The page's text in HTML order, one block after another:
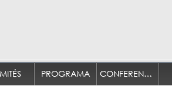
PROGRAMA CONFERENCIANTES PLENARIOS